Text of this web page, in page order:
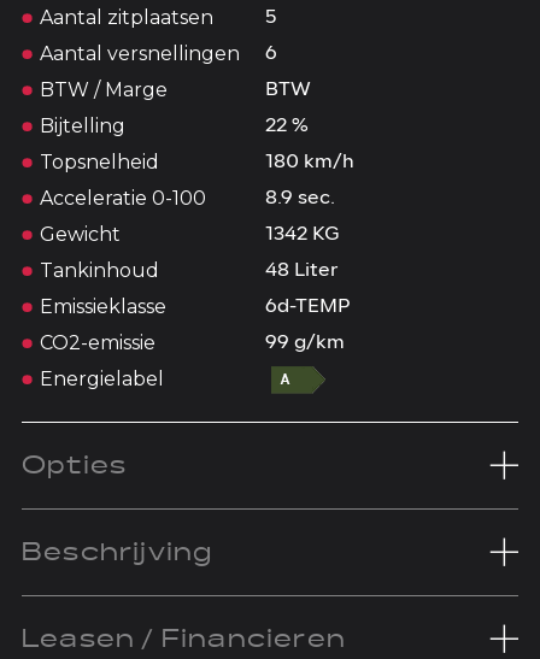
Aantal zitplaatsen 5
Aantal versnellingen 6
BTW / Marge BTW
Bijtelling 22 %
Topsnelheid 180 km/h
Acceleratie 0-100 8.9 sec.
Gewicht 1342 KG
Tankinhoud 48 Liter
Emissieklasse 6d-TEMP
CO2-emissie 99 g/km
Energielabel
Opties
Beschrijving
Leasen / Financieren